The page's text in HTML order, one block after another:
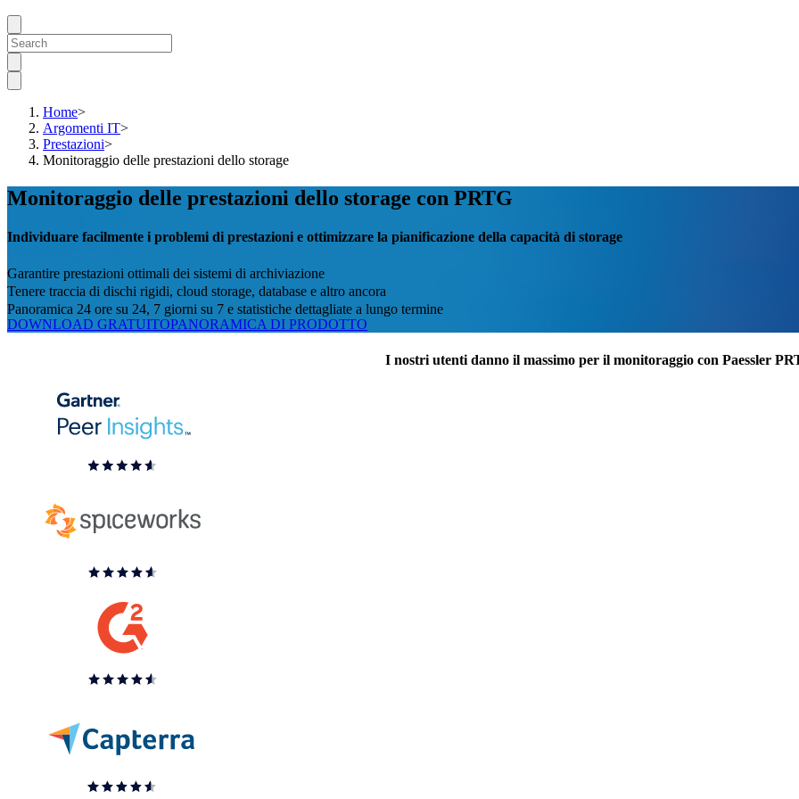
Home>
Argomenti IT>
Prestazioni>
Monitoraggio delle prestazioni dello storage
Monitoraggio delle prestazioni dello storage con PRTG
Individuare facilmente i problemi di prestazioni e ottimizzare la pianificazione della capacità di storage
Garantire prestazioni ottimali dei sistemi di archiviazione
Tenere traccia di dischi rigidi, cloud storage, database e altro ancora
Panoramica 24 ore su 24, 7 giorni su 7 e statistiche dettagliate a lungo termine
DOWNLOAD GRATUITOPANORAMICA DI PRODOTTO
I nostri utenti danno il massimo per il monitoraggio con Paessler